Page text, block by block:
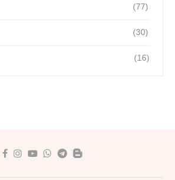
(77)
(30)
(16)